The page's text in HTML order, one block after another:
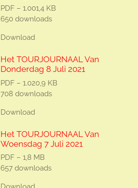
PDF – 1.001,4 KB
650 downloads
Download
Het TOURJOURNAAL Van
Donderdag 8 Juli 2021
PDF – 1.020,9 KB
708 downloads
Download
Het TOURJOURNAAL Van
Woensdag 7 Juli 2021
PDF – 1,8 MB
657 downloads